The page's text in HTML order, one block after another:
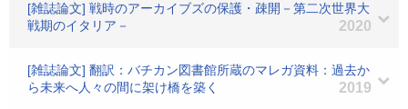
[雑誌論文] 戦時のアーカイブズの保護・疎開－第二次世界大
戦期のイタリア－
2020
[雑誌論文] 翻訳：バチカン図書館所蔵のマレガ資料：過去か
ら未来へ人々の間に架け橋を築く
2019